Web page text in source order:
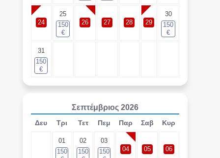
24
25
150
€
26 27 28 29
30
150
€
31
150
€
Σεπτέμβριος 2026
Δευ Τρι Τετ Πεμ Παρ Σαβ Κυρ
01
150
02
150
03
150
04 05 06